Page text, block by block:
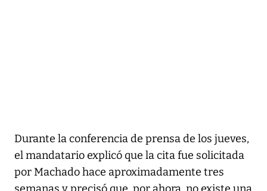
Durante la conferencia de prensa de los jueves,
el mandatario explicó que la cita fue solicitada
por Machado hace aproximadamente tres
semanas y precisó que, por ahora, no existe una